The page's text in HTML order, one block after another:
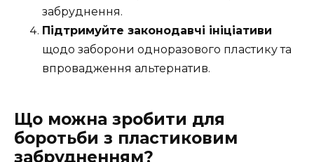
забруднення.
Підтримуйте законодавчі ініціативи
щодо заборони одноразового пластику та
впровадження альтернатив.
Що можна зробити для
боротьби з пластиковим
забрудненням?